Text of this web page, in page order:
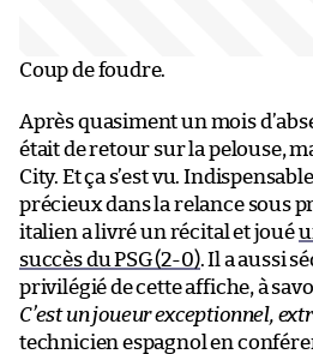
Coup de foudre.
Après quasiment un mois
était de retour sur la pelouse,
City. Et ça s’est vu.
précieux dans la relance sous
italien a livré un récital et joué
succès du PSG (2-0). Il a aussi
privilégié de cette affiche, à
C’est un joueur exceptionnel,
technicien espagnol en